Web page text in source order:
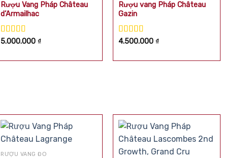
Rượu Vang Pháp Château
d’Armailhac
Được xếp
5.000.000₫
Rượu vang Pháp Château
Gazin
Được xếp
4.500.000 ₫
RƯỢU VANG ĐỎ